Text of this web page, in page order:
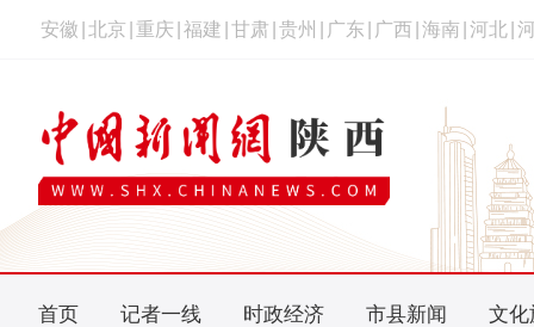
安徽 北京 重庆 福建 甘肃 贵州 广东 广西 海南 河北
首页 记者一线 时政经济 市县新闻 文化